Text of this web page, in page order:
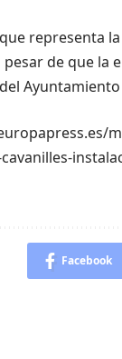
representa
de que la
Facebook